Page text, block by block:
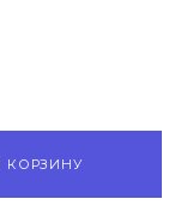
КОРЗИНУ